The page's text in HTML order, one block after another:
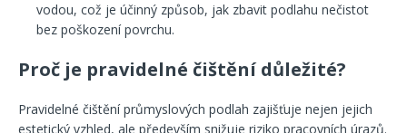
vodou, což je účinný způsob, jak zbavit podlahu nečistot
bez poškození povrchu.
Proč je pravidelné čištění důležité?
Pravidelné čištění průmyslových podlah zajišťuje nejen jejich
estetický vzhled, ale především snižuje riziko pracovních úrazů.